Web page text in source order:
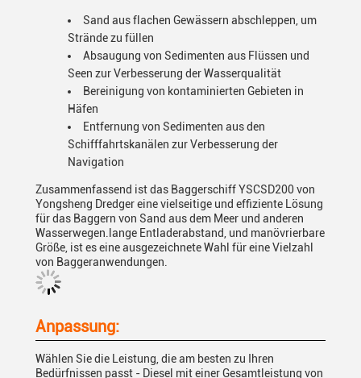
Sand aus flachen Gewässern abschleppen, um
Strände zu füllen
Absaugung von Sedimenten aus Flüssen und
Seen zur Verbesserung der Wasserqualität
Bereinigung von kontaminierten Gebieten in
Häfen
Entfernung von Sedimenten aus den
Schifffahrtskanälen zur Verbesserung der
Navigation
Zusammenfassend ist das Baggerschiff YSCSD200 von
Yongsheng Dredger eine vielseitige und effiziente Lösung
für das Baggern von Sand aus dem Meer und anderen
Wasserwegen.lange Entladerabstand, und manövrierbare
Größe, ist es eine ausgezeichnete Wahl für eine Vielzahl
von Baggeranwendungen.
Anpassung:
Wählen Sie die Leistung, die am besten zu Ihren
Bedürfnissen passt - Diesel mit einer Gesamtleistung von